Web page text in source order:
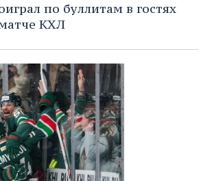
по буллитам в гостях
КХЛ